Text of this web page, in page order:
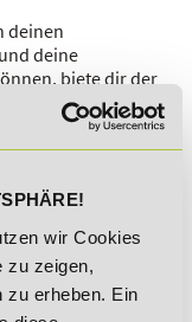
wir Cookies
zu zeigen,
zu erheben. Ein
deinen
deine
biete dir der
bei uns kannst
bist anders als bei
Weiterbildung
bereits in 4
kannst, wenn du